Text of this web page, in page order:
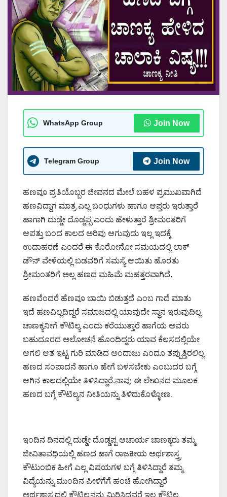
WhatsApp Group Join Now
Telegram Group Join Now
ಹಣವೂ ಪ್ರತಿಯೊಬ್ಬರ ಜೀವನದ ಮೇಲೆ ಬಹಳ ಪ್ರಮುಖವಾಗಿದೆ
ಹಣವಿದ್ದಾಗ ಮಾತ್ರ ಎಲ್ಲ ಬಂಧುಗಳು ಹಾಗೂ ಆಪ್ತರು ಇರುತ್ತಾರೆ
ಹಾಗಾಗಿ ದುಡ್ಡೇ ದೊಡ್ಡಪ್ಪ ಎಂದು ಹೇಳುತ್ತಾರೆ ಶ್ರೀಮಂತರಿಗೆ
ಆಪತ್ತು ಬಂದ ಕಾಲದ ಅರಿವು ಆಗುವುದು ಇಲ್ಲ ಇದಕ್ಕೆ
ಉದಾಹರಣೆ ಎಂದರೆ ಈ ಕೊರೋನೋ ಸಮಯದಲ್ಲಿ ಲಾಕ್
ಡೌನ್ ವೇಳೆಯಲ್ಲಿ ಬಡವರಿಗೆ ಸಮಸ್ಯೆ ಆಯಿತು ಹೊರತು
ಶ್ರೀಮಂತರಿಗೆ ಅಲ್ಲ ಹಣದ ಮಹಿಮೆ ಮಹತ್ತರವಾಗಿದೆ.
ಹಣವೆಂದರೆ ಹೆಣವೂ ಬಾಯಿ ಬಿಡುತ್ತದೆ ಎಂಬ ಗಾದೆ ಮಾತು
ಇದೆ ಹಣವಿಲ್ಲದಿದ್ದರೆ ಸಮಾಜದಲ್ಲಿ ಯಾವುದೇ ಸ್ಥಾನ ಇರುವುದಿಲ್ಲ
ಚಾಣಕ್ಯನೀಗೆ ಕೌಟಿಲ್ಯ ಎಂದು ಕರೆಯುತ್ತಾರೆ ಹಾಗೆಯ ಅವರು
ಬಹುದೂರದ ಅಲೋಚನೆ ಹೊಂದಿದ್ದರು ಯಾವ ಕೆಲಸದಲ್ಲಿಯೇ
ಆಗಲಿ ಆತ ಇಟ್ಟ ಗುರಿ ಮಾಡಿದ ಅಂದಾಜು ಎಂದೂ ತಪ್ಪುತ್ತಿರಲಿಲ್ಲ
ಹಣದ ಸಂಪಾದನೆ ಹಾಗೂ ಹೇಗೆ ಬಳಸಬೇಕು ಎಂಬುದರ ಬಗ್ಗೆ
ಆಗಿನ ಕಾಲದಲ್ಲಿಯೇ ತಿಳಿಸಿದ್ದಾರೆ.ನಾವು ಈ ಲೇಖನದ ಮೂಲಕ
ಹಣದ ಬಗ್ಗೆ ಕೌಟಿಲ್ಯನ ನೀತಿಯನ್ನು ತಿಳಿದುಕೊಳ್ಳೋಣ.
ಇಂದಿನ ದಿನದಲ್ಲಿ ದುಡ್ಡೇ ದೊಡ್ಡಪ್ಪ ಆಚಾರ್ಯ ಚಾಣಕ್ಯರು ತಮ್ಮ
ಜೀವಿತಾವಧಿಯಲ್ಲಿ ಹಣದ ಹಾಗೆ ರಾಜಕೀಯ ಅರ್ಥಶಾಸ್ತ್ರ
ಕೌಟುಂಬಿಕ ಹೀಗೆ ಎಲ್ಲ ವಿಷಯಗಳ ಬಗ್ಗೆ ತಿಳಿಸಿದ್ದಾರೆ ತಮ್ಮ
ವಿದ್ಯೆಯನ್ನು ಮುಂದಿನ ಪೀಳಿಗೆಗೆ ಹಂಚಿ ಹೋಗಿದ್ದಾರೆ
ಅರ್ಥಶಾಸ್ತ್ರದಲ್ಲಿ ಕೌಟಿಲ್ಯನನ್ನು ಮಿರಿಸಿದವರೆ ಇಲ್ಲ ಕೌಟಿಲ್ಯ